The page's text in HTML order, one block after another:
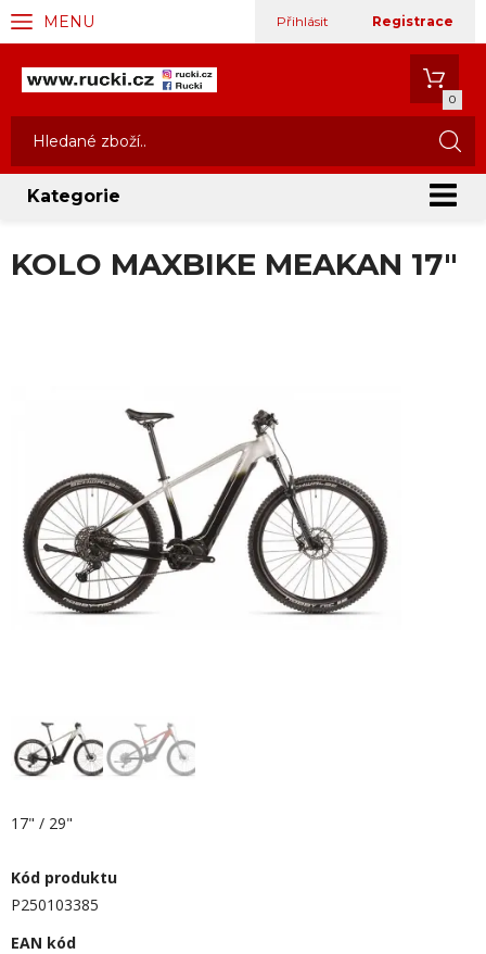
MENU Přihlásit Registrace
0
Kategorie
KOLO MAXBIKE MEAKAN 17"
17" / 29"
Kód produktu
P250103385
EAN kód